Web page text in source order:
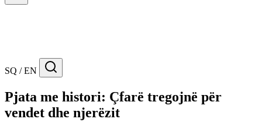
SQ / EN
Pjata me histori: Çfarë tregojnë për
vendet dhe njerëzit